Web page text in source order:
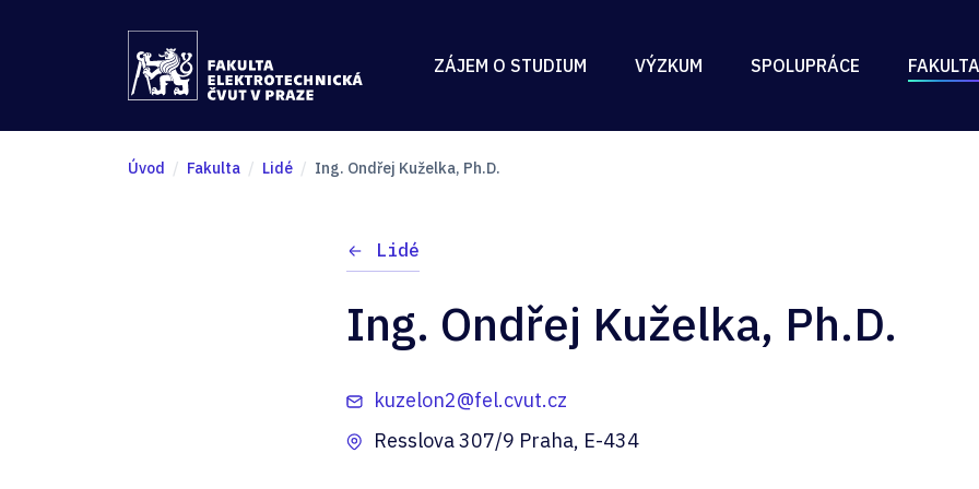
ZÁJEM O STUDIUM VÝZKUM SPOLUPRÁCE FAKULTA
Úvod Fakulta Lidé Ing. Ondřej Kuželka, Ph.D.
Lidé
Ing. Ondřej Kuželka, Ph.D.
kuzelon2@fel.cvut.cz
Resslova 307/9 Praha, E-434